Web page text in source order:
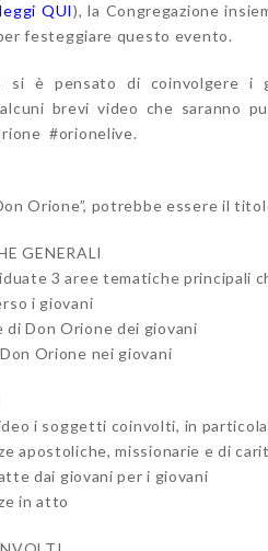
leggi QUI), la Congregazione
festeggiare questo evento.
si è pensato di coinvolgere i
brevi video che saranno
#orionelive.
Orione”, potrebbe essere il
GENERALI
3 aree tematiche principali
i giovani
di Don Orione dei giovani
Orione nei giovani
i soggetti coinvolti, in
apostoliche, missionarie e di
dai giovani per i giovani
in atto